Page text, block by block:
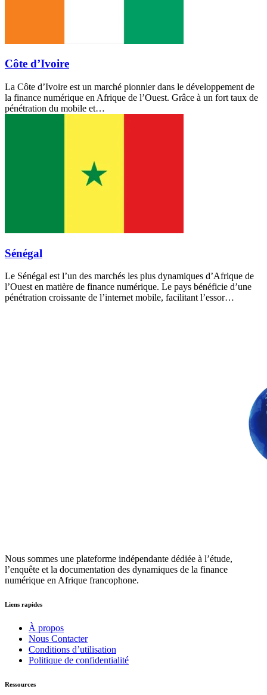
Côte d’Ivoire
La Côte d’Ivoire est un marché pionnier dans le développement de
la finance numérique en Afrique de l’Ouest. Grâce à un fort taux de
pénétration du mobile et…
Sénégal
Le Sénégal est l’un des marchés les plus dynamiques d’Afrique de
l’Ouest en matière de finance numérique. Le pays bénéficie d’une
pénétration croissante de l’internet mobile, facilitant l’essor…
Nous sommes une plateforme indépendante dédiée à l’étude,
l’enquête et la documentation des dynamiques de la finance
numérique en Afrique francophone.
Liens rapides
À propos
Nous Contacter
Conditions d’utilisation
Politique de confidentialité
Ressources